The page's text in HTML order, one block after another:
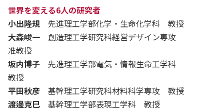
世界を変える6人の研究者
小出隆規 先進理工学部化学・生命化学科 教授
大森峻一 創造理工学研究科経営デザイン専攻
准教授
坂内博子 先進理工学部電気・情報生命工学科
教授
平田秋彦 基幹理工学研究科材料科学専攻 教授
渡邊克巳 基幹理工学部表現工学科 教授